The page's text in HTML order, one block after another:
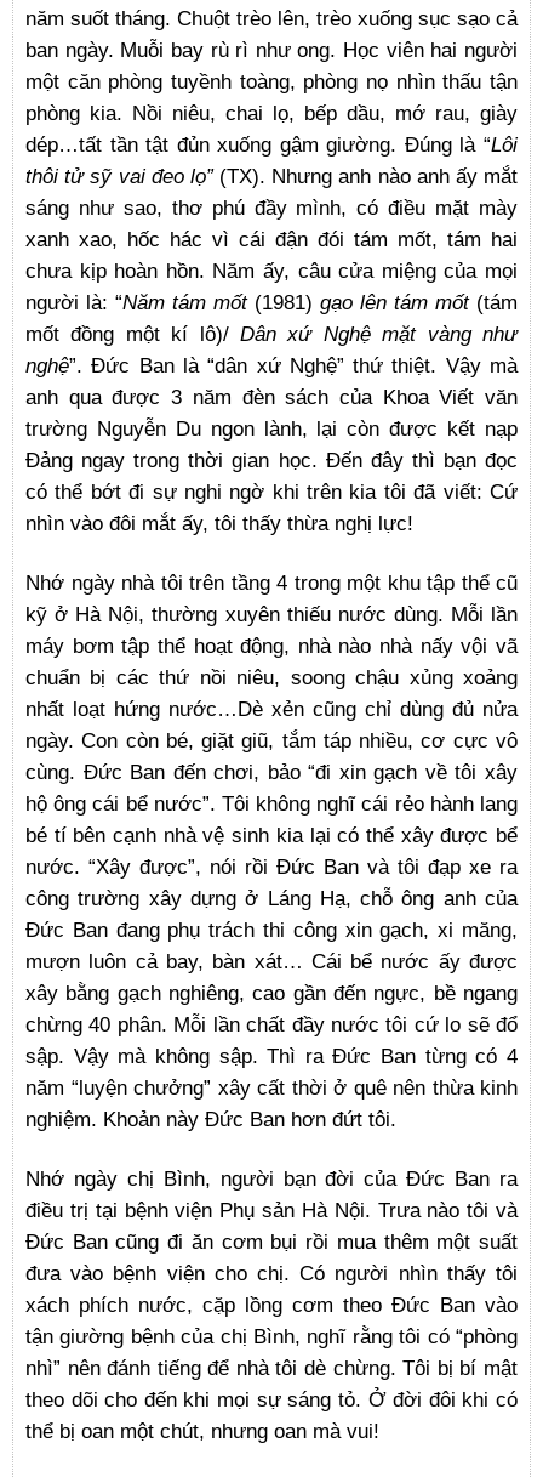
năm suốt tháng. Chuột trèo lên, trèo xuống sục sạo cả
ban ngày. Muỗi bay rù rì như ong. Học viên hai người
một căn phòng tuyềnh toàng, phòng nọ nhìn thấu tận
phòng kia. Nồi niêu, chai lọ, bếp dầu, mớ rau, giày
dép…tất tần tật đủn xuống gậm giường. Đúng là “Lôi
thôi tử sỹ vai đeo lọ”(TX). Nhưng anh nào anh ấy mắt
sáng như sao, thơ phú đầy mình, có điều mặt mày
xanh xao, hốc hác vì cái đận đói tám mốt, tám hai
chưa kịp hoàn hồn. Năm ấy, câu cửa miệng của mọi
người là: “Năm tám mốt(1981) gạo lên tám mốt(tám
mốt đồng một kí lô)/ Dân xứ Nghệ mặt vàng như
nghệ”. Đức Ban là “dân xứ Nghệ” thứ thiệt. Vậy mà
anh qua được 3 năm đèn sách của Khoa Viết văn
trường Nguyễn Du ngon lành, lại còn được kết nạp
Đảng ngay trong thời gian học. Đến đây thì bạn đọc
có thể bớt đi sự nghi ngờ khi trên kia tôi đã viết: Cứ
nhìn vào đôi mắt ấy, tôi thấy thừa nghị lực!
Nhớ ngày nhà tôi trên tầng 4 trong một khu tập thể cũ
kỹ ở Hà Nội, thường xuyên thiếu nước dùng. Mỗi lần
máy bơm tập thể hoạt động, nhà nào nhà nấy vội vã
chuẩn bị các thứ nồi niêu, soong chậu xủng xoảng
nhất loạt hứng nước…Dè xẻn cũng chỉ dùng đủ nửa
ngày. Con còn bé, giặt giũ, tắm táp nhiều, cơ cực vô
cùng. Đức Ban đến chơi, bảo “đi xin gạch về tôi xây
hộ ông cái bể nước”. Tôi không nghĩ cái rẻo hành lang
bé tí bên cạnh nhà vệ sinh kia lại có thể xây được bể
nước. “Xây được”, nói rồi Đức Ban và tôi đạp xe ra
công trường xây dựng ở Láng Hạ, chỗ ông anh của
Đức Ban đang phụ trách thi công xin gạch, xi măng,
mượn luôn cả bay, bàn xát… Cái bể nước ấy được
xây bằng gạch nghiêng, cao gần đến ngực, bề ngang
chừng 40 phân. Mỗi lần chất đầy nước tôi cứ lo sẽ đổ
sập. Vậy mà không sập. Thì ra Đức Ban từng có 4
năm “luyện chưởng” xây cất thời ở quê nên thừa kinh
nghiệm. Khoản này Đức Ban hơn đứt tôi.
Nhớ ngày chị Bình, người bạn đời của Đức Ban ra
điều trị tại bệnh viện Phụ sản Hà Nội. Trưa nào tôi và
Đức Ban cũng đi ăn cơm bụi rồi mua thêm một suất
đưa vào bệnh viện cho chị. Có người nhìn thấy tôi
xách phích nước, cặp lồng cơm theo Đức Ban vào
tận giường bệnh của chị Bình, nghĩ rằng tôi có “phòng
nhì” nên đánh tiếng để nhà tôi dè chừng. Tôi bị bí mật
theo dõi cho đến khi mọi sự sáng tỏ. Ở đời đôi khi có
thể bị oan một chút, nhưng oan mà vui!